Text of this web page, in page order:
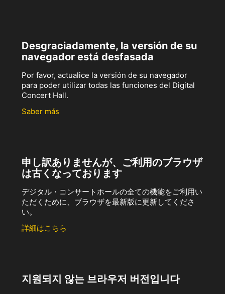
Desgraciadamente, la versión de su
navegador está desfasada
Por favor, actualice la versión de su navegador
para poder utilizar todas las funciones del Digital
Concert Hall.
Saber más
申し訳ありませんが、ご利用のブラウザ
は古くなっております
デジタル・コンサートホールの全ての機能をご利用い
ただくために、ブラウザを最新版に更新してくださ
い。
詳細はこちら
지원되지 않는 브라우저 버전입니다